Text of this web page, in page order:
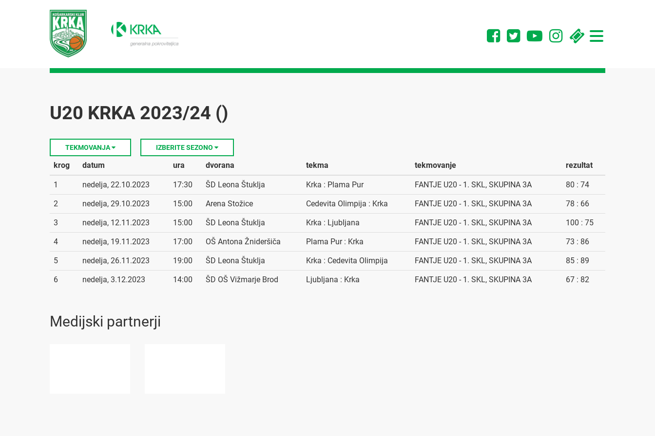
Toggle
navigation
U20 KRKA 2023/24 ()
TEKMOVANJA IZBERITE SEZONO
krog datum ura dvorana tekma tekmovanje rezultat
1 nedelja, 22.10.2023 17:30 ŠD Leona Štuklja Krka : Plama Pur FANTJE U20 - 1. SKL, SKUPINA 3A 80 : 74
2 nedelja, 29.10.2023 15:00 Arena Stožice Cedevita Olimpija : Krka FANTJE U20 - 1. SKL, SKUPINA 3A 78 : 66
3 nedelja, 12.11.2023 15:00 ŠD Leona Štuklja Krka : Ljubljana FANTJE U20 - 1. SKL, SKUPINA 3A 100 : 75
4 nedelja, 19.11.2023 17:00 OŠ Antona Žnideršiča Plama Pur : Krka FANTJE U20 - 1. SKL, SKUPINA 3A 73 : 86
5 nedelja, 26.11.2023 19:00 ŠD Leona Štuklja Krka : Cedevita Olimpija FANTJE U20 - 1. SKL, SKUPINA 3A 85 : 89
6 nedelja, 3.12.2023 14:00 ŠD OŠ Vižmarje Brod Ljubljana : Krka FANTJE U20 - 1. SKL, SKUPINA 3A 67 : 82
Medijski partnerji